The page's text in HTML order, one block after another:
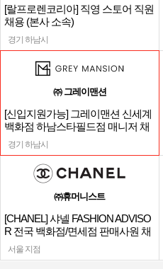
[랄프로렌코리아] 직영 스토어 직원
채용 (본사 소속)
경기 하남시
㈜ 그레이맨션
[신입지원가능] 그레이맨션 신세계
백화점 하남스타필드점 매니저 채
용
경기 하남시
㈜휴머니스트
[CHANEL] 샤넬 FASHION ADVISO
R 전국 백화점/면세점 판매사원 채
용
서울 지점